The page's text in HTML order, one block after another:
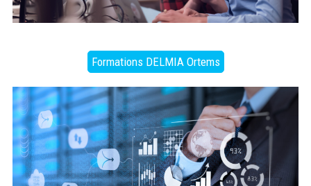
Formations DELMIA Ortems